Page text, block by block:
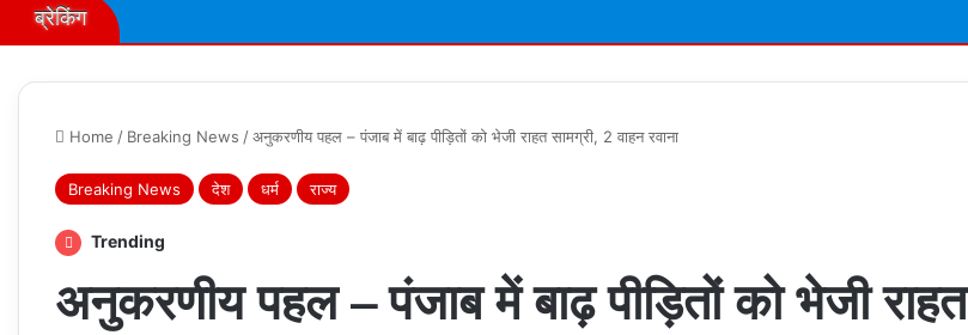
ब्रेकिंग
Home / Breaking News /अनुकरणीय पहल – पंजाब में बाढ़ पीड़ितों को भेजी राहत सामग्री, 2 वाहन रवाना
Breaking News देश धर्म राज्य
Trending
अनुकरणीय पहल – पंजाब में बाढ़ पीड़ितों को भेजी राहत